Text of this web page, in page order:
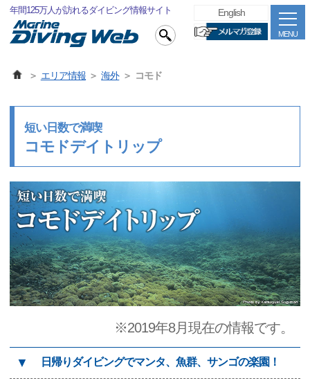
年間125万人が訪れるダイビング情報サイト
MENU
English
エリア情報 海外 コモド
短い日数で満喫
コモドデイトリップ
※2019年8月現在の情報です。
▼ 日帰りダイビングでマンタ、魚群、サンゴの楽園！